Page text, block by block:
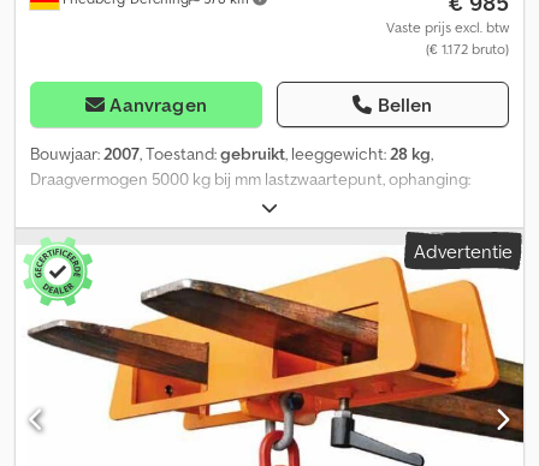
Vaste prijs excl. btw
(€ 1.172 bruto)
Aanvragen Bellen
Bouwjaar:2007, Toestand:gebruikt, leeggewicht:28 kg,
Draagvermogen 5000 kg bij mm lastzwaartepunt, ophanging:
overige, gebruikte Bauer Südlohn LH II 5,0 lasthaak die op de
vorken kan worden geschoven met een dwarsdoorsnede van
160x60 mm. Cedpfx Ajw Uyaroagerf
Advertentie